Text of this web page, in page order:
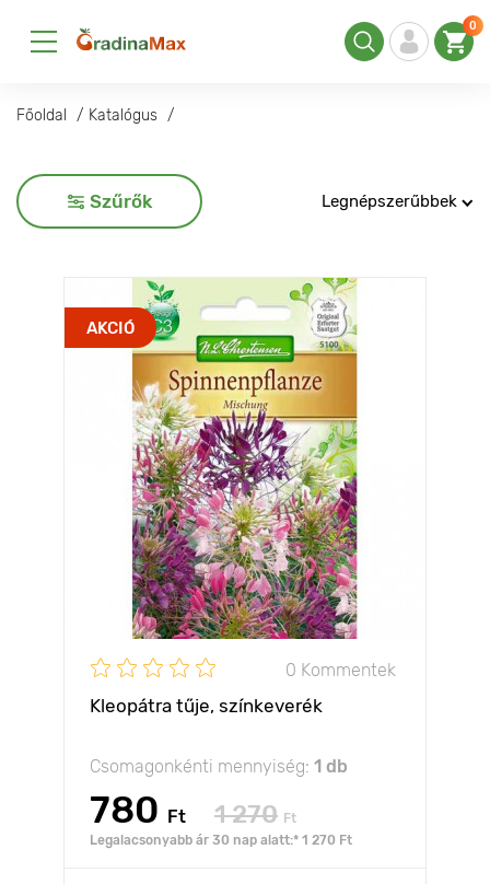
0
Főoldal Katalógus
Szűrők Legnépszerűbbek
AKCIÓ
0 Kommentek
Kleopátra tűje, színkeverék
Csomagonkénti mennyiség: 1 db
780 Ft 1 270 Ft
Legalacsonyabb ár 30 nap alatt:* 1 270 Ft